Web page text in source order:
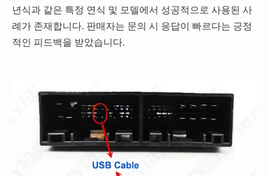
년식과 같은 특정 연식 및 모델에서 성공적으로 사용된 사
례가 존재합니다. 판매자는 문의 시 응답이 빠르다는 긍정
적인 피드백을 받았습니다.